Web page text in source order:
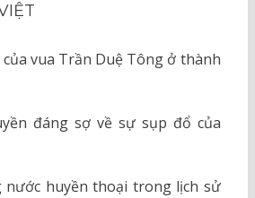
vua Trần Duệ Tông ở thành
đáng sợ về sự sụp đổ của
nước huyền thoại trong lịch sử